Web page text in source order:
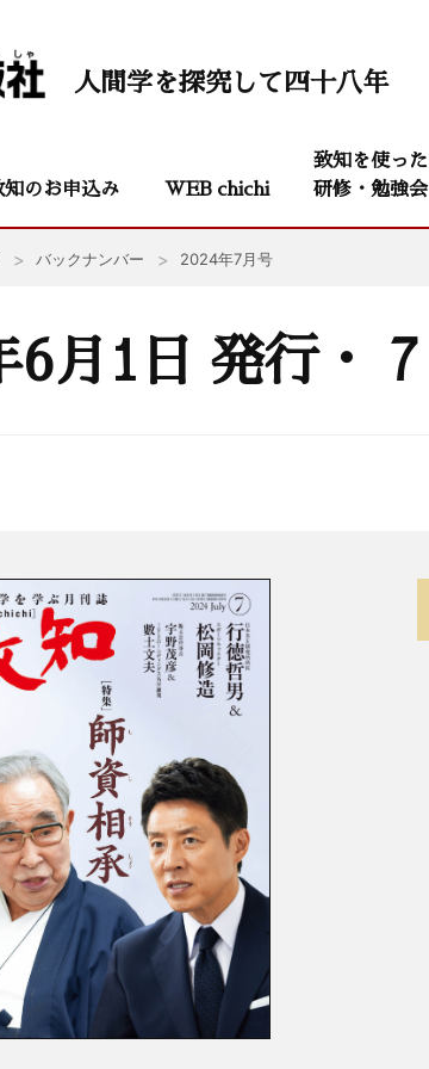
人間学を探究して四十八年
知のお申込み WEB chichi
致知を使った
研修・勉強会
バックナンバー 2024年7月号